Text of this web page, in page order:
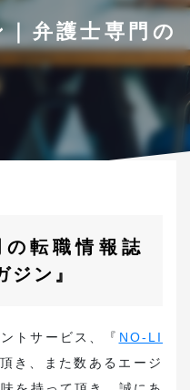
望はこちら
弁護士専門の
転職情報誌
ジン』
トサービス、『 NO-LI
き、また数あるエージ